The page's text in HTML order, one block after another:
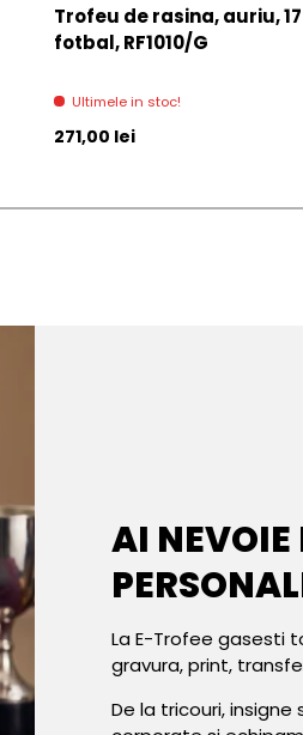
Trofeu de rasina, auriu,
fotbal, RF1010/G
Ultimele in stoc!
Pret initial
271,00 lei
AI NEVOIE
La E-Trofee gasesti
gravura, print,
De la tricouri,